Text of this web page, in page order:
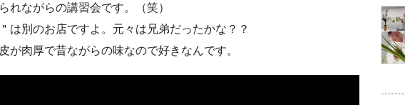
れながらの講習会です。（笑）
は別のお店ですよ。元々は兄弟だったかな？？
が肉厚で昔ながらの味なので好きなんです。